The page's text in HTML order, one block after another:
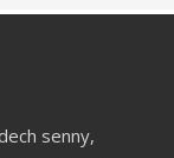
senny,